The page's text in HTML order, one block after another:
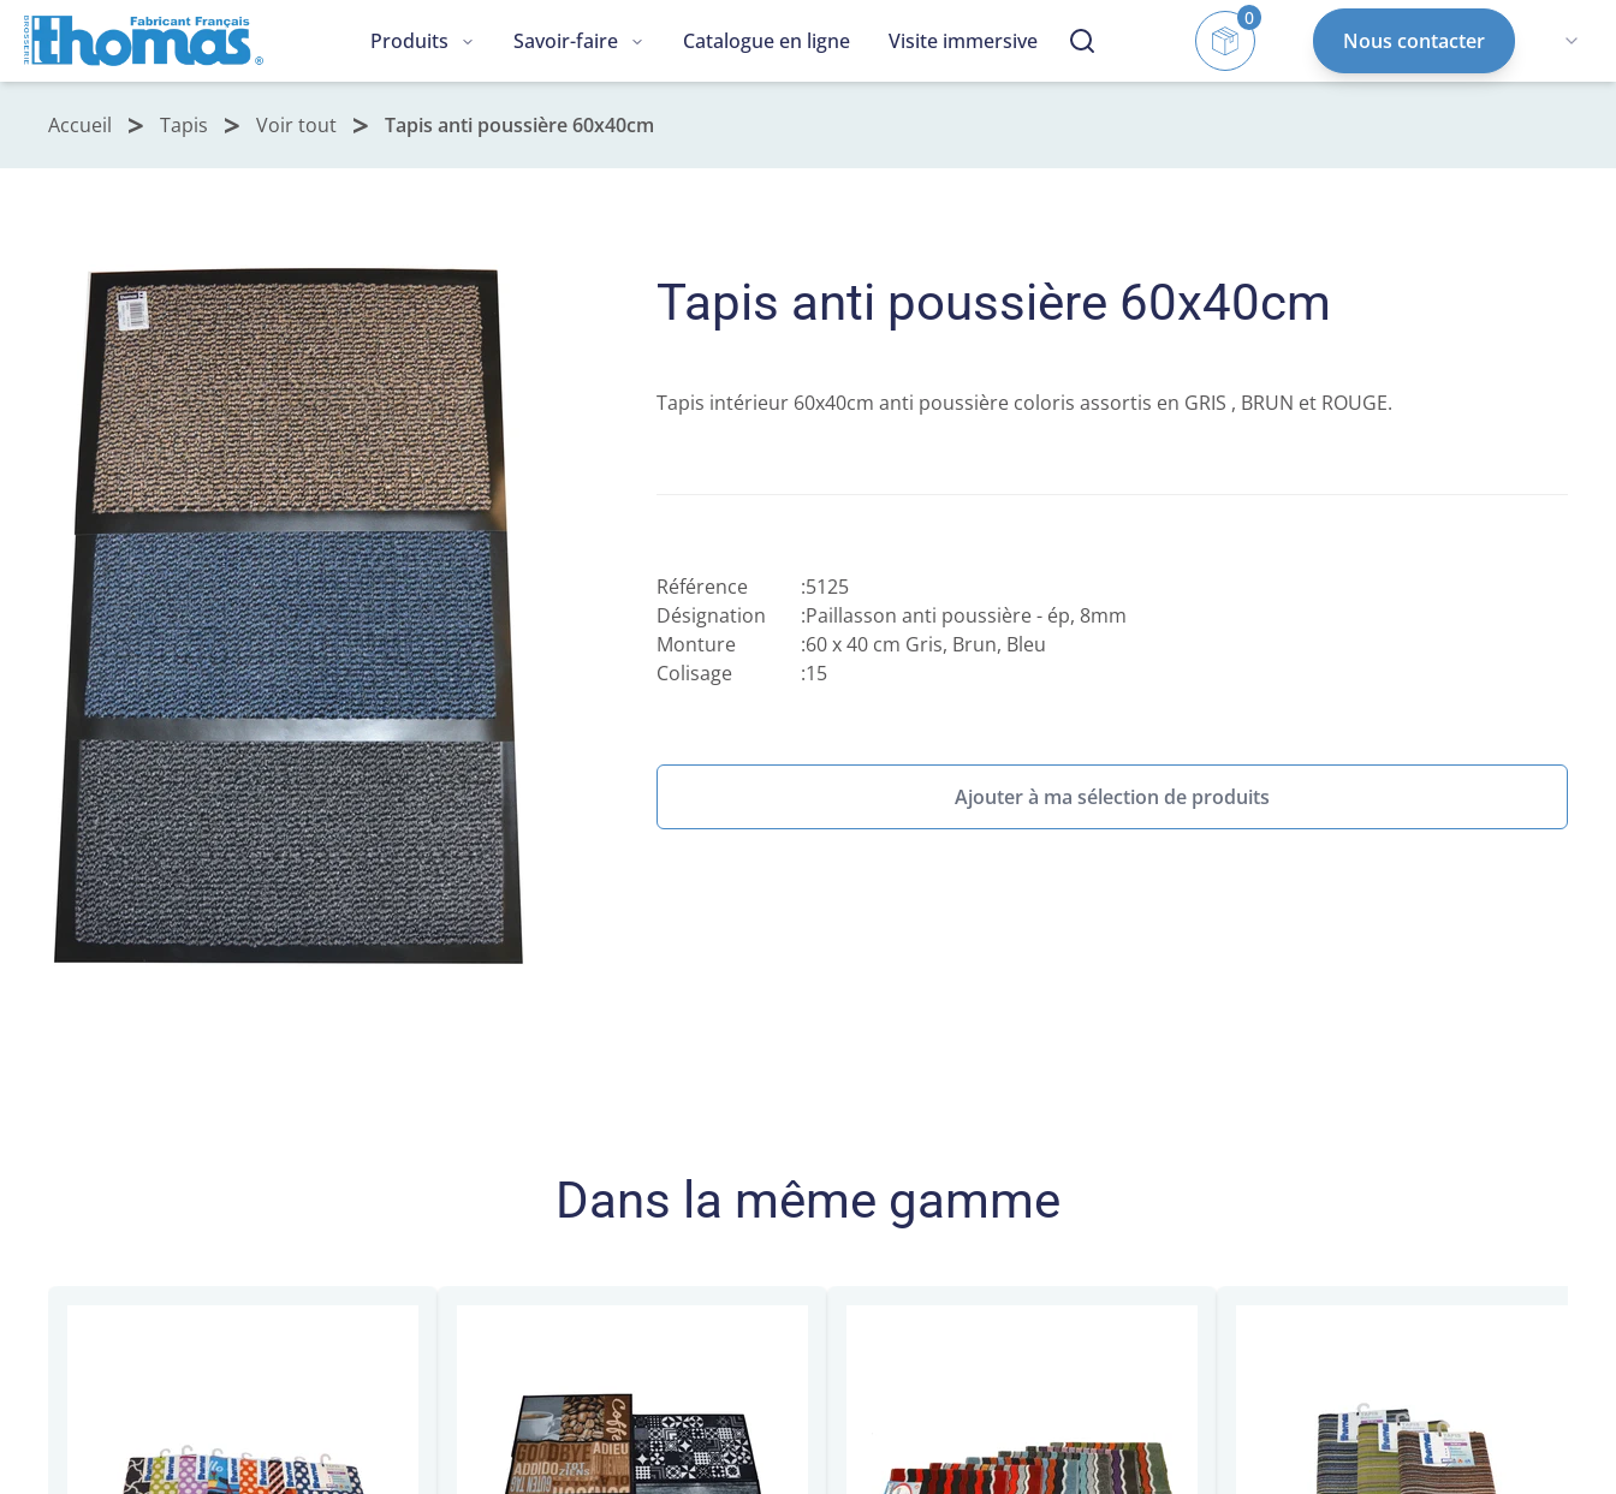
Produits Savoir-faire Catalogue en ligne Visite immersive
0
Nous contacter
Accueil Tapis Voir tout Tapis anti poussière 60x40cm
Tapis anti poussière 60x40cm
Tapis intérieur 60x40cm anti poussière coloris assortis en GRIS , BRUN et ROUGE.
Référence :5125
Désignation
:Paillasson anti poussière - ép, 8mm
Monture
:60 x 40 cm Gris, Brun, Bleu
Colisage
:15
Ajouter à ma sélection de produits
Dans la même gamme